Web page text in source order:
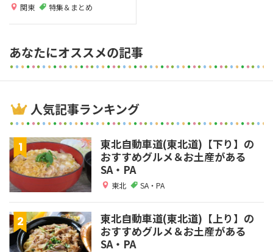
関東 特集＆まとめ
あなたにオススメの記事
人気記事ランキング
東北自動車道(東北道)【下り】の
おすすめグルメ＆お土産がある
SA・PA
東北 SA・PA
東北自動車道(東北道)【上り】の
おすすめグルメ＆お土産がある
SA・PA